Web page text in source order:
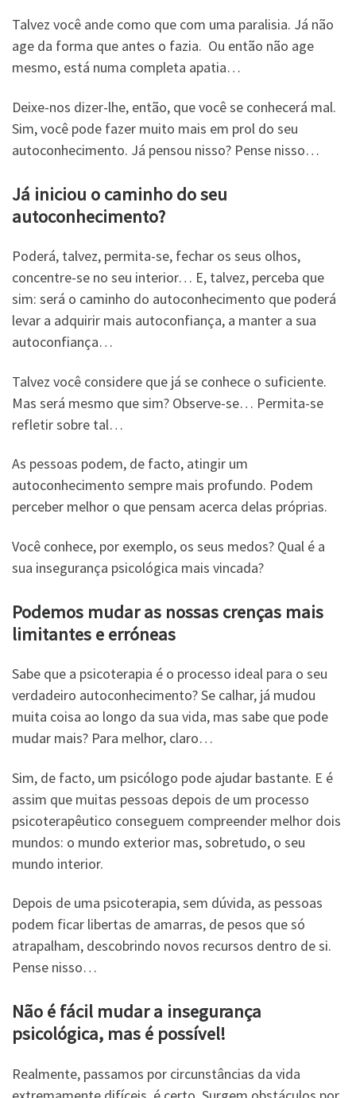
Talvez você ande como que com uma paralisia. Já não
age da forma que antes o fazia. Ou então não age
mesmo, está numa completa apatia…
Deixe-nos dizer-lhe, então, que você se conhecerá mal.
Sim, você pode fazer muito mais em prol do seu
autoconhecimento. Já pensou nisso? Pense nisso…
Já iniciou o caminho do seu
autoconhecimento?
Poderá, talvez, permita-se, fechar os seus olhos,
concentre-se no seu interior… E, talvez, perceba que
sim: será o caminho do autoconhecimento que poderá
levar a adquirir mais autoconfiança, a manter a sua
autoconfiança…
Talvez você considere que já se conhece o suficiente.
Mas será mesmo que sim? Observe-se… Permita-se
refletir sobre tal…
As pessoas podem, de facto, atingir um
autoconhecimento sempre mais profundo. Podem
perceber melhor o que pensam acerca delas próprias.
Você conhece, por exemplo, os seus medos? Qual é a
sua insegurança psicológica mais vincada?
Podemos mudar as nossas crenças mais
limitantes e erróneas
Sabe que a psicoterapia é o processo ideal para o seu
verdadeiro autoconhecimento? Se calhar, já mudou
muita coisa ao longo da sua vida, mas sabe que pode
mudar mais? Para melhor, claro…
Sim, de facto, um psicólogo pode ajudar bastante. E é
assim que muitas pessoas depois de um processo
psicoterapêutico conseguem compreender melhor dois
mundos: o mundo exterior mas, sobretudo, o seu
mundo interior.
Depois de uma psicoterapia, sem dúvida, as pessoas
podem ficar libertas de amarras, de pesos que só
atrapalham, descobrindo novos recursos dentro de si.
Pense nisso…
Não é fácil mudar a insegurança
psicológica, mas é possível!
Realmente, passamos por circunstâncias da vida